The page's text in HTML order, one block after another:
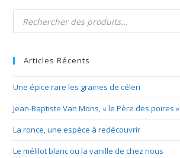
Recherche
produits
Articles Récents
Une épice rare les graines de céleri
Jean-Baptiste Van Mons, « le Père des poires »
La ronce, une espèce à redécouvrir
Le mélilot blanc ou la vanille de chez nous